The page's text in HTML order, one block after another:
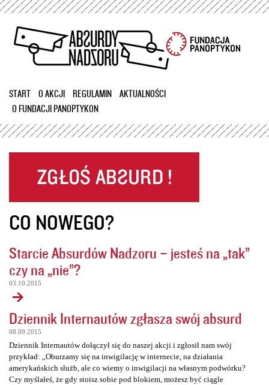
Przejdź
treści
START O AKCJI REGULAMIN
AKTUALNOŚCI
O FUNDACJI PANOPTYKON
CO NOWEGO?
Starcie Absurdów Nadzoru – jesteś na „tak”
czy na „nie”?
03.10.2015
Dziennik Internautów zgłasza swój absurd
08.09.2015
Dziennik Internautów dołączył się do naszej akcji i zgłosił nam swój
przykład: „Oburzamy się na inwigilację w internecie, na działania
amerykańskich służb, ale co wiemy o inwigilacji na własnym podwórku?
Czy myślałeś, że gdy stoisz sobie pod blokiem, możesz być ciągle